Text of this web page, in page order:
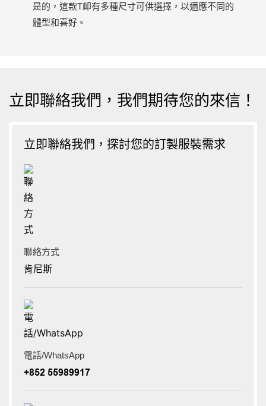
是的，這款T卹有多種尺寸可供選擇，以適應不同的
體型和喜好。
立即聯絡我們，我們期待您的來信！
立即聯絡我們，探討您的訂製服裝需求
聯絡方式
肯尼斯
電話/WhatsApp
+852 55989917